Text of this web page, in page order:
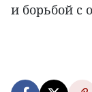
и борьбой с